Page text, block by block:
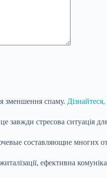
зменшення спаму.
завжди стресова ситуація
составляющие многих
ефективна